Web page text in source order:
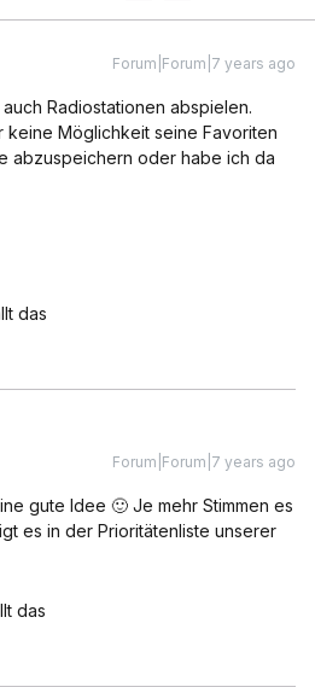
Forum|Forum|7 years ago
Radiostationen abspielen.
keine Möglichkeit seine Favoriten
abzuspeichern oder habe ich da
das
Forum|Forum|7 years ago
gute Idee 🙂 Je mehr Stimmen es
es in der Prioritätenliste unserer
das